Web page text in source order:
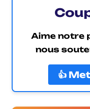
Aime notre
nous
👍